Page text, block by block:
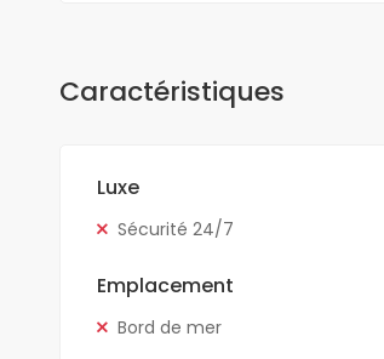
Caractéristiques
Luxe
Sécurité 24/7
Emplacement
Bord de mer